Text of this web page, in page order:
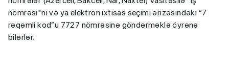
nömrəsi"ni və ya elektron ixtisas seçimi ərizəsindəki “7
rəqəmli kod”u 7727 nömrəsinə göndərməklə öyrənə
bilərlər.